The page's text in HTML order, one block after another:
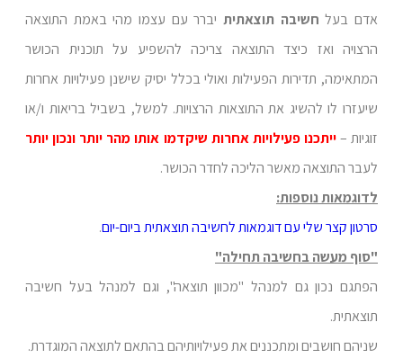
אדם בעל חשיבה תוצאתית יברר עם עצמו מהי באמת התוצאה
הרצויה ואז כיצד התוצאה צריכה להשפיע על תוכנית הכושר
המתאימה, תדירות הפעילות ואולי בכלל יסיק שישנן פעילויות אחרות
שיעזרו לו להשיג את התוצאות הרצויות. למשל, בשביל בריאות ו/או
זוגיות –ייתכנו פעילויות אחרות שיקדמו אותו מהר יותר ונכון יותר
לעבר התוצאה מאשר הליכה לחדר הכושר.
לדוגמאות נוספות:
סרטון קצר שלי עם דוגמאות לחשיבה תוצאתית ביום-יום.
"סוף מעשה בחשיבה תחילה"
הפתגם נכון גם למנהל "מכוון תוצאה", וגם למנהל בעל חשיבה
תוצאתית.
שניהם חושבים ומתכננים את פעילויותיהם בהתאם לתוצאה המוגדרת.